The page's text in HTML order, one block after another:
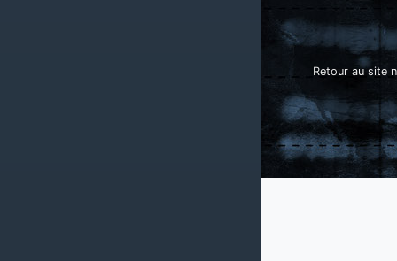
Retour au site